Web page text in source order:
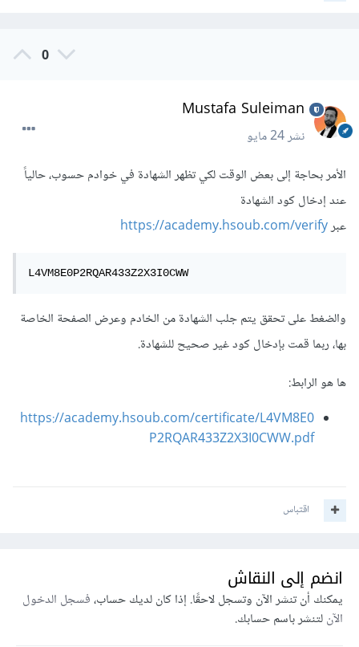
0
Mustafa Suleiman
نشر24 مايو
الأمر بحاجة إلى بعض الوقت لكي تظهر الشهادة في خوادم حسوب، حالياً
عند إدخال كود الشهادة
عبرhttps://academy.hsoub.com/verify
L4VM8E0P2RQAR433Z2X3I0CWW
والضغط على تحقق يتم جلب الشهادة من الخادم وعرض الصفحة الخاصة
بها، ربما قمت بإدخال كود غير صحيح للشهادة.
ها هو الرابط:
https://academy.hsoub.com/certificate/L4VM8E0
P2RQAR433Z2X3I0CWW.pdf
اقتباس
انضم إلى النقاش
يمكنك أن تنشر الآن وتسجل لاحقًا. إذا كان لديك حساب،فسجل الدخول
الآنلتنشر باسم حسابك.